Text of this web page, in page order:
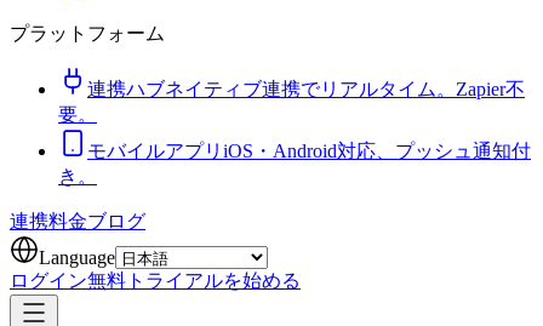
プラットフォーム
連携ハブネイティブ連携でリアルタイム。Zapier不
要。
モバイルアプリ iOS・Android対応、プッシュ通知付
き。
連携料金ブログ
Language
ログイン無料トライアルを始める